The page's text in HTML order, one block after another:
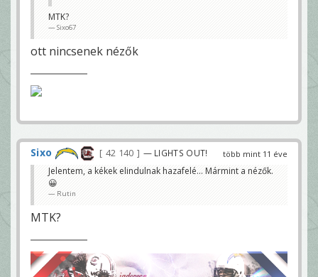
MTK?
Sixo67
ott nincsenek nézők
több mint 11 éve
Sixo 42 140 — LIGHTS OUT!
Jelentem, a kékek elindulnak hazafelé... Mármint a nézők.
😀
Rutin
MTK?